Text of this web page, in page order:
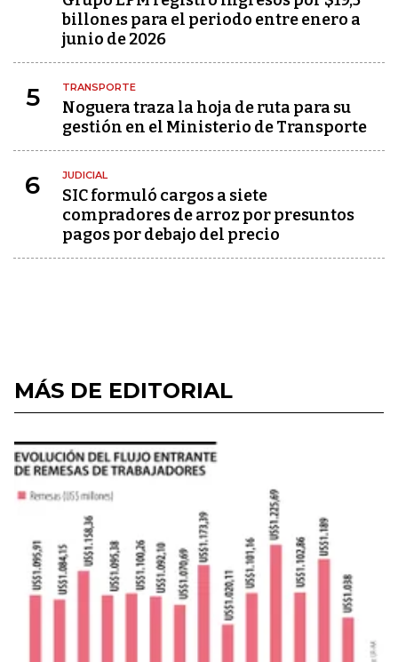
billones para el periodo entre enero a
junio de 2026
5 TRANSPORTE
Noguera traza la hoja de ruta para su
gestión en el Ministerio de Transporte
6 JUDICIAL
SIC formuló cargos a siete
compradores de arroz por presuntos
pagos por debajo del precio
MÁS DE EDITORIAL